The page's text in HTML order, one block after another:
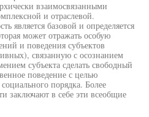
взаимосвязанными
и отраслевой.
является базовой и определяется
может отражать особую
и поведения субъектов
связанную с осознанием
субъекта сделать свободный
поведение с целью
порядка. Более
заключают в себе эти всеобщие